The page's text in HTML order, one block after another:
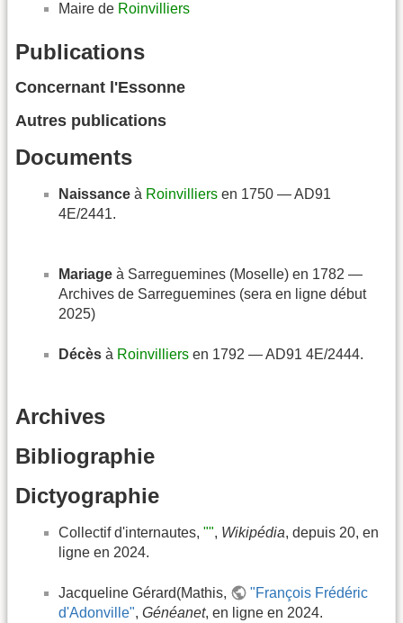
Maire de Roinvilliers
Publications
Concernant l'Essonne
Autres publications
Documents
Naissance à Roinvilliers en 1750 — AD91
4E/2441.
Mariage à Sarreguemines (Moselle) en 1782 —
Archives de Sarreguemines (sera en ligne début
2025)
Décès à Roinvilliers en 1792 — AD91 4E/2444.
Archives
Bibliographie
Dictyographie
Collectif d'internautes, "", Wikipédia, depuis 20, en
ligne en 2024.
Jacqueline Gérard(Mathis,
"François Frédéric
d'Adonville", Généanet, en ligne en 2024.